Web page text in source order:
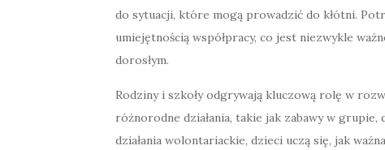
do sytuacji, które mogą prowadzić do kłótni.
umiejętnością współpracy, co jest niezwykle
dorosłym.
Rodziny i szkoły odgrywają kluczową rolę w
różnorodne działania, takie jak zabawy w
działania wolontariackie, dzieci uczą się, jak